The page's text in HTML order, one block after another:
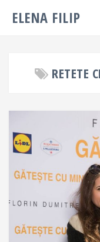
ELENA FILIP
RETETE